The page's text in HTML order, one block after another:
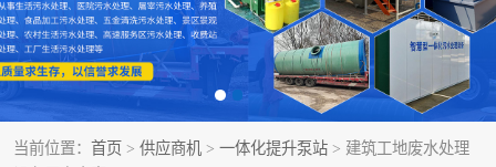
当前位置： 首页 > 供应商机 > 一体化提升泵站 > 建筑工地废水处理
设备
一体化生活污水处理设备 学校污水处理设备
医院污水处理设备 喷涂废水油墨废水
玻璃钢一体化污水处理设 水性涂料加工污水处理设